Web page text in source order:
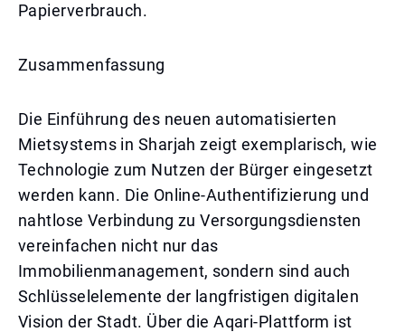
Papierverbrauch.
Zusammenfassung
Die Einführung des neuen automatisierten
Mietsystems in Sharjah zeigt exemplarisch, wie
Technologie zum Nutzen der Bürger eingesetzt
werden kann. Die Online-Authentifizierung und
nahtlose Verbindung zu Versorgungsdiensten
vereinfachen nicht nur das
Immobilienmanagement, sondern sind auch
Schlüsselelemente der langfristigen digitalen
Vision der Stadt. Über die Aqari-Plattform ist